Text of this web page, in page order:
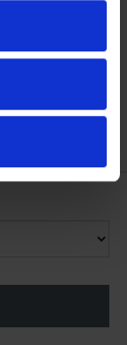
DEL
73,00 €